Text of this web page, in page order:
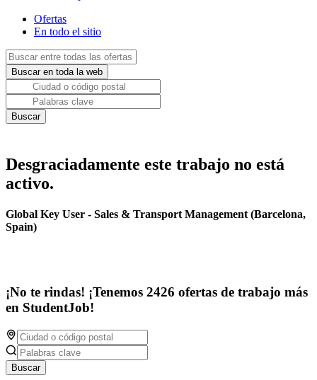
Ofertas
En todo el sitio
Desgraciadamente este trabajo no está
activo.
Global Key User - Sales & Transport Management (Barcelona,
Spain)
¡No te rindas! ¡Tenemos 2426 ofertas de trabajo más
en StudentJob!
Buscar